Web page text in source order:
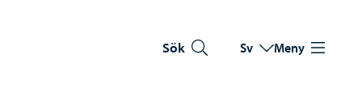
Sök Byt språk
Nuvarande språk:
Sv Meny